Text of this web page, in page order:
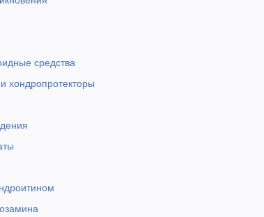
средства
хондропротекторы